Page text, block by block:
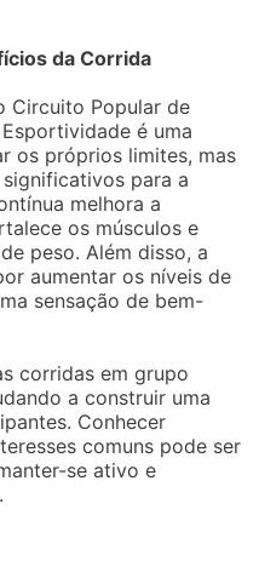
da Corrida
Circuito Popular de
é uma
os próprios limites, mas
para a
melhora a
os músculos e
peso. Além disso, a
aumentar os níveis de
sensação de bem-
corridas em grupo
a construir uma
Conhecer
comuns pode ser
se ativo e